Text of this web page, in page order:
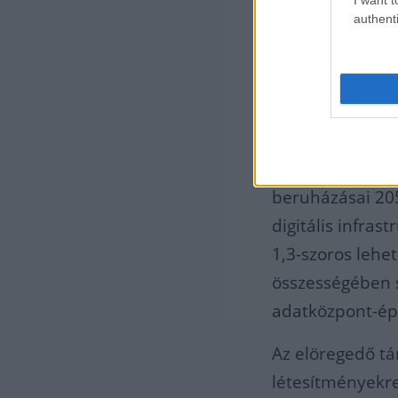
2024-es 73
főként az
reakcióknak
beruházásai
digitális
1,3-szoros
adatközpont-
Az elöregedő